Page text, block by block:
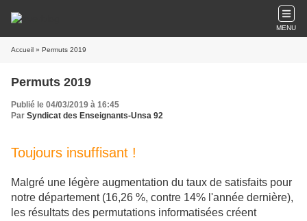
MENU
Accueil » Permuts 2019
Permuts 2019
Publié le 04/03/2019 à 16:45
Par Syndicat des Enseignants-Unsa 92
Toujours insuffisant !
Malgré une légère augmentation du taux de satisfaits pour
notre département (16,26 %, contre 14% l'année dernière),
les résultats des permutations informatisées créent